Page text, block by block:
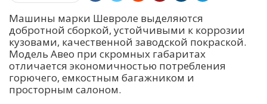
Машины марки Шевроле выделяются
добротной сборкой, устойчивыми к коррозии
кузовами, качественной заводской покраской.
Модель Авео при скромных габаритах
отличается экономичностью потребления
горючего, емкостным багажником и
просторным салоном.